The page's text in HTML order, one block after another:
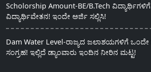
Scholorship Amount-BE/B.Tech
ವಿದ್ಯಾರ್ಥಿವೇತನ! ಇಂದೇ ಅರ್ಜಿ ಸಲ್ಲಿಸಿ!
Dam Water Level-ರಾಜ್ಯದ ಜಲಾಶಯಗಳಿಗೆ ಒಂದೇ
ಸಂಗ್ರಹ! ಇಲ್ಲಿದೆ ಡ್ಯಾಂವಾರು ಇಂದಿನ ನೀರಿನ ಮಟ್ಟ!